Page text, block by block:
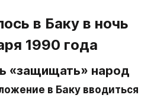
в Баку в ночь
1990 года
«защищать» народ
в Баку вводиться